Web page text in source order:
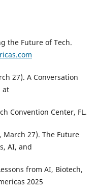
the Future of Tech.
27). A Conversation
at
Convention Center, FL.
March 27). The Future
AI, and
from AI, Biotech,
2025